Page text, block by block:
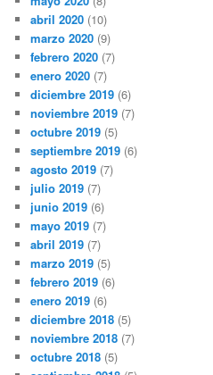
abril 2020 (10)
marzo 2020 (9)
febrero 2020 (7)
enero 2020 (7)
diciembre 2019 (6)
noviembre 2019 (7)
octubre 2019 (5)
septiembre 2019 (6)
agosto 2019 (7)
julio 2019 (7)
junio 2019 (6)
mayo 2019 (7)
abril 2019 (7)
marzo 2019 (5)
febrero 2019 (6)
enero 2019 (6)
diciembre 2018 (5)
noviembre 2018 (7)
octubre 2018 (5)